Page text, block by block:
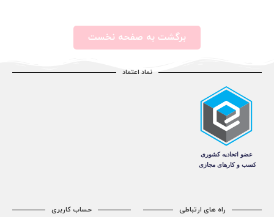
برگشت به صفحه نخست
نماد اعتماد
راه های ارتباطی حساب کاربری